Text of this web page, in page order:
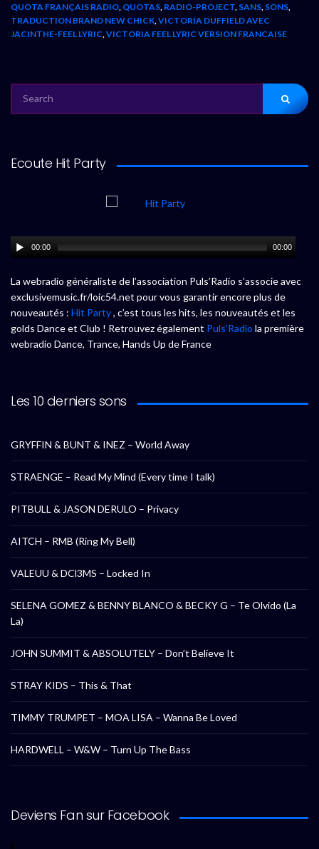
QUOTA FRANÇAIS RADIO QUOTAS RADIO-PROJECT SANS SONS
TRADUCTION BRAND NEW CHICK VICTORIA DUFFIELD AVEC
JACINTHE-FEEL LYRIC VICTORIA FEEL LYRIC VERSION FRANCAISE
FOR:
Ecoute Hit Party
00:00 00:00
La webradio généraliste de l’association Puls’Radio s’associe avec
exclusivemusic.fr/loic54.net pour vous garantir encore plus de
nouveautés : Hit Party, c’est tous les hits, les nouveautés et les
golds Dance et Club ! Retrouvez également Puls’Radio la première
webradio Dance, Trance, Hands Up de France
Les 10 derniers sons
GRYFFIN & BUNT & INEZ – World Away
STRAENGE – Read My Mind (Every time I talk)
PITBULL & JASON DERULO – Privacy
AITCH – RMB (Ring My Bell)
VALEUU & DCl3MS – Locked In
SELENA GOMEZ & BENNY BLANCO & BECKY G – Te Olvido (La
La)
JOHN SUMMIT & ABSOLUTELY – Don’t Believe It
STRAY KIDS – This & That
TIMMY TRUMPET – MOA LISA – Wanna Be Loved
HARDWELL – W&W – Turn Up The Bass
Deviens Fan sur Facebook